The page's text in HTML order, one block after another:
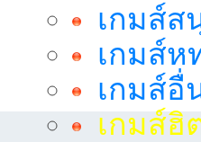
เกมส์ส
เกมส์ห
เกมส์อื่
เกมส์ฮิ